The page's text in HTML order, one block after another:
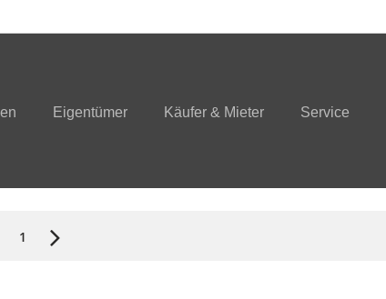
Eigentümer Käufer & Mieter Service
1